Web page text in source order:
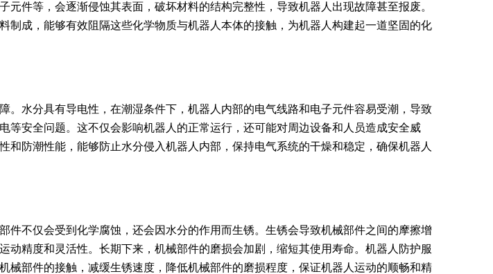
元件等，会逐渐侵蚀其表面，破坏材料的结构完整性，导致机器人出现故障甚至报废。
制成，能够有效阻隔这些化学物质与机器人本体的接触，为机器人构建起一道坚固的化
。水分具有导电性，在潮湿条件下，机器人内部的电气线路和电子元件容易受潮，导致
等安全问题。这不仅会影响机器人的正常运行，还可能对周边设备和人员造成安全威
和防潮性能，能够防止水分侵入机器人内部，保持电气系统的干燥和稳定，确保机器人
件不仅会受到化学腐蚀，还会因水分的作用而生锈。生锈会导致机械部件之间的摩擦增
动精度和灵活性。长期下来，机械部件的磨损会加剧，缩短其使用寿命。机器人防护服
械部件的接触，减缓生锈速度，降低机械部件的磨损程度，保证机器人运动的顺畅和精